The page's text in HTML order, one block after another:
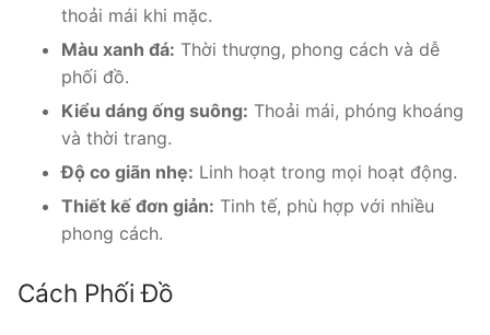
thoải mái khi mặc.
Màu xanh đá: Thời thượng, phong cách và dễ
phối đồ.
Kiểu dáng ống suông: Thoải mái, phóng khoáng
và thời trang.
Độ co giãn nhẹ: Linh hoạt trong mọi hoạt động.
Thiết kế đơn giản: Tinh tế, phù hợp với nhiều
phong cách.
Cách Phối Đồ